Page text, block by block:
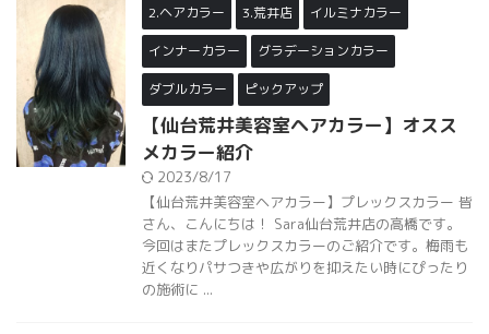
2.ヘアカラー 3.荒井店 イルミナカラー
インナーカラー グラデーションカラー
ダブルカラー ピックアップ
【仙台荒井美容室ヘアカラー】オスス
メカラー紹介
2023/8/17
【仙台荒井美容室ヘアカラー】プレックスカラー 皆
さん、こんにちは！ Sara仙台荒井店の高橋です。
今回はまたプレックスカラーのご紹介です。梅雨も
近くなりパサつきや広がりを抑えたい時にぴったり
の施術に ...